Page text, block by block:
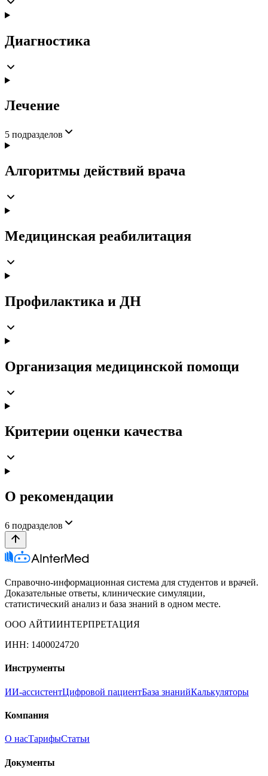
Диагностика
Лечение
5 подразделов
Алгоритмы действий врача
Медицинская реабилитация
Профилактика и ДН
Организация медицинской помощи
Критерии оценки качества
О рекомендации
6 подразделов
Справочно-информационная система для студентов и врачей.
Доказательные ответы, клинические симуляции,
статистический анализ и база знаний в одном месте.
ООО АЙТИИНТЕРПРЕТАЦИЯ
ИНН: 1400024720
Инструменты
ИИ-ассистентЦифровой пациентБаза знанийКалькуляторы
Компания
О насТарифыСтатьи
Документы